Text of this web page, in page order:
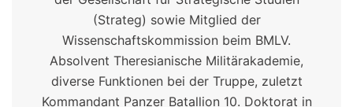
(Strateg) sowie Mitglied der
Wissenschaftskommission beim BMLV.
Absolvent Theresianische Militärakademie,
diverse Funktionen bei der Truppe, zuletzt
Kommandant Panzer Batallion 10. Doktorat in